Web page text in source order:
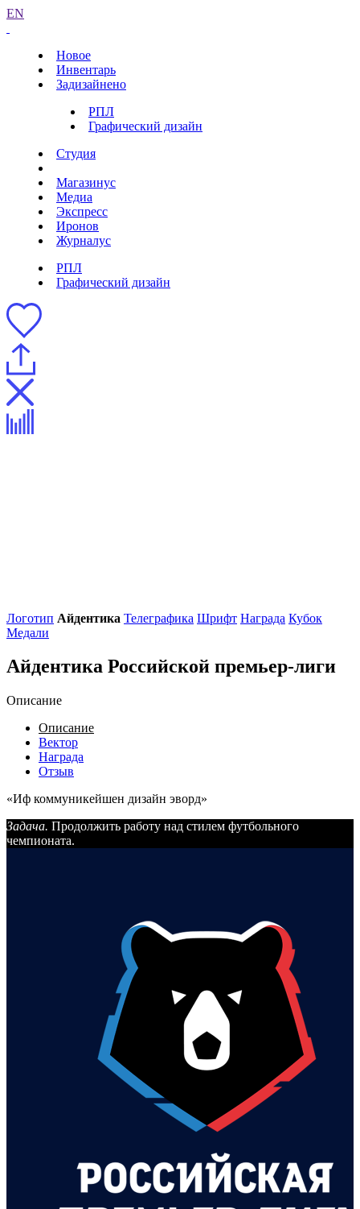
EN
Новое
Инвентарь
Задизайнено
РПЛ
Графический дизайн
Студия
Магазинус
Медиа
Экспресс
Иронов
Журналус
РПЛ
Графический дизайн
Логотип Айдентика Телеграфика Шрифт Награда Кубок
Медали
Айдентика Российской премьер-лиги
Описание
Описание
Вектор
Награда
Отзыв
«Иф коммуникейшен дизайн эворд»
Задача. Продолжить работу над стилем футбольного
чемпионата.